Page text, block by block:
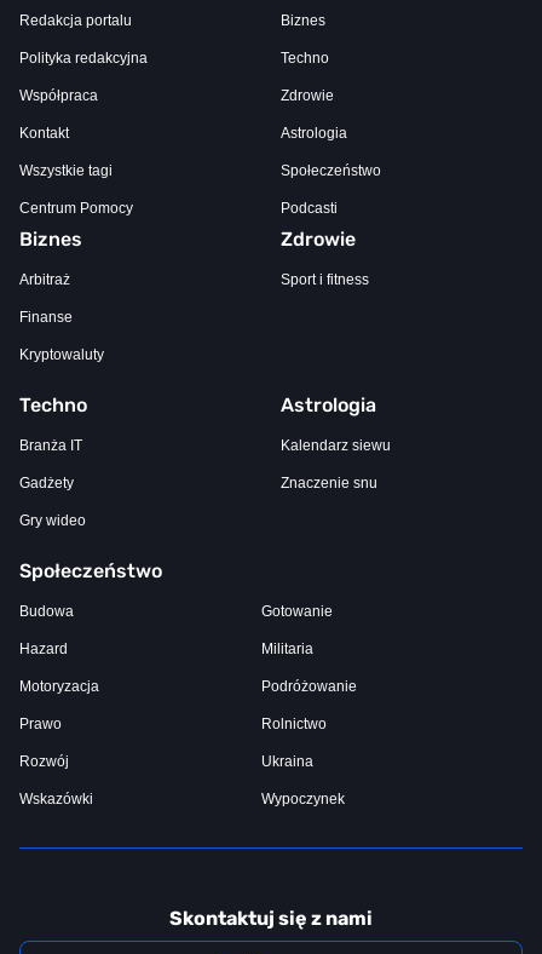
Redakcja portalu
Polityka redakcyjna
Współpraca
Kontakt
Wszystkie tagi
Centrum Pomocy
Biznes
Techno
Zdrowie
Astrologia
Społeczeństwo
Podcasti
Biznes
Arbitraż
Finanse
Kryptowaluty
Zdrowie
Sport i fitness
Techno
Branża IT
Gadżety
Gry wideo
Astrologia
Kalendarz siewu
Znaczenie snu
Społeczeństwo
Budowa Gotowanie
Hazard Militaria
Motoryzacja Podróżowanie
Prawo Rolnictwo
Rozwój Ukraina
Wskazówki Wypoczynek
Skontaktuj się z nami